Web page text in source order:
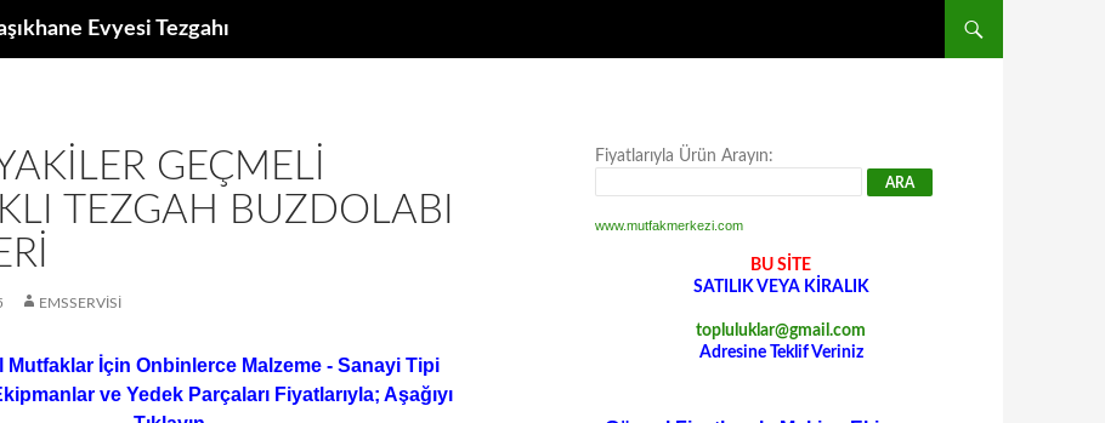
Evyesi Tezgahı
GEÇMELI
TEZGAH BUZDOLABI
EMSSERVISI
Mutfaklar İçin Onbinlerce Malzeme - Sanayi Tipi
ve Yedek Parçaları Fiyatlarıyla; Aşağıyı
Fiyatlarıyla Ürün Arayın:
www.mutfakmerkezi.com
BU SİTE
SATILIK VEYA KİRALIK
topluluklar@gmail.com
Adresine Teklif Veriniz